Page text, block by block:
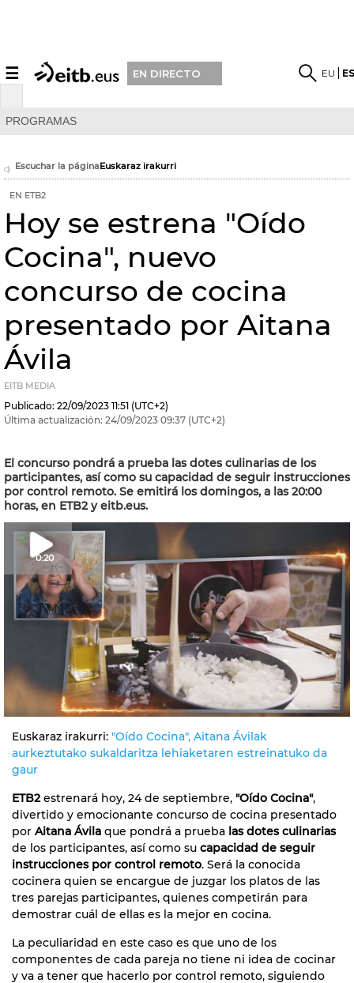
☰ EN DIRECTO EU
PROGRAMAS
Escuchar la páginaEuskaraz irakurri
EN ETB2
Hoy se estrena "Oído
Cocina", nuevo
concurso de cocina
presentado por Aitana
Ávila
EITB MEDIA
Publicado: 22/09/2023 11:51 (UTC+2)
Última actualización: 24/09/2023 09:37 (UTC+2)
El concurso pondrá a prueba las dotes culinarias de los
participantes, así como su capacidad de seguir instrucciones
por control remoto. Se emitirá los domingos, a las 20:00
horas, en ETB2 y eitb.eus.
0:20
Euskaraz irakurri: "Oído Cocina", Aitana Ávilak
aurkeztutako sukaldaritza lehiaketaren estreinatuko da
gaur
ETB2estrenará hoy, 24 de septiembre, "Oído Cocina",
divertido y emocionante concurso de cocina presentado
por Aitana Ávila que pondrá a prueba las dotes culinarias
de los participantes, así como su capacidad de seguir
instrucciones por control remoto. Será la conocida
cocinera quien se encargue de juzgar los platos de las
tres parejas participantes, quienes competirán para
demostrar cuál de ellas es la mejor en cocina.
La peculiaridad en este caso es que uno de los
componentes de cada pareja no tiene ni idea de cocinar
y va a tener que hacerlo por control remoto, siguiendo